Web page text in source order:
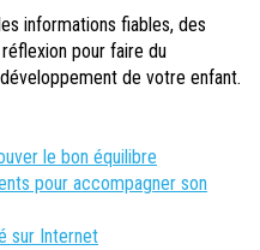
informations fiables, des
pour faire du
de votre enfant.
le bon équilibre
pour accompagner son
sur Internet